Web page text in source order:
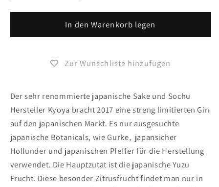
Menge
YuzuGin
Menge
für
YuzuGin
Craft
Gin
In den Warenkorb legen
Zur Wunschliste hinzufügen
Der sehr renommierte japanische Sake und Sochu
Hersteller Kyoya bracht 2017 eine streng limitierten Gin
auf den japanischen Markt. Es nur ausgesuchte
japanische Botanicals, wie Gurke, japansicher
Hollunder und japanischen Pfeffer für die Herstellung
verwendet. Die Hauptzutat ist die japanische Yuzu
Frucht. Diese besonder Zitrusfrucht findet man nur in